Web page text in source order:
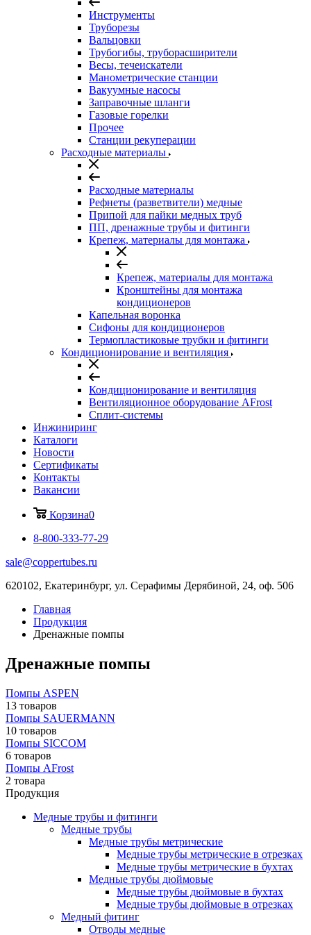
Инструменты
Труборезы
Вальцовки
Трубогибы, труборасширители
Весы, течеискатели
Манометрические станции
Вакуумные насосы
Заправочные шланги
Газовые горелки
Прочее
Станции рекуперации
Расходные материалы
Расходные материалы
Рефнеты (разветвители) медные
Припой для пайки медных труб
ПП, дренажные трубы и фитинги
Крепеж, материалы для монтажа
Крепеж, материалы для монтажа
Кронштейны для монтажа
кондиционеров
Капельная воронка
Сифоны для кондиционеров
Термопластиковые трубки и фитинги
Кондиционирование и вентиляция
Кондиционирование и вентиляция
Вентиляционное оборудование AFrost
Сплит-системы
Инжиниринг
Каталоги
Новости
Сертификаты
Контакты
Вакансии
Корзина0
8-800-333-77-29
sale@coppertubes.ru
620102, Екатеринбург, ул. Серафимы Дерябиной, 24, оф. 506
Главная
Продукция
Дренажные помпы
Дренажные помпы
Помпы ASPEN
13 товаров
Помпы SAUERMANN
10 товаров
Помпы SICCOM
6 товаров
Помпы AFrost
2 товара
Продукция
Медные трубы и фитинги
Медные трубы
Медные трубы метрические
Медные трубы метрические в отрезках
Медные трубы метрические в бухтах
Медные трубы дюймовые
Медные трубы дюймовые в бухтах
Медные трубы дюймовые в отрезках
Медный фитинг
Отводы медные